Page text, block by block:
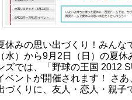
休みの思い出づくり！みんな
（水）から9月2日（日）の夏
ズでは、「野球の王国 2012
ベントが開催されます！ さ
づくりに、友人・恋人・親